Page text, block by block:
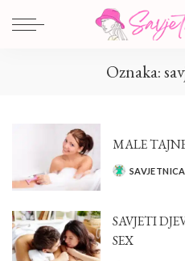
Oznaka:
MALE
POSTED
SAVJETNICA
SAVJETI
SEX